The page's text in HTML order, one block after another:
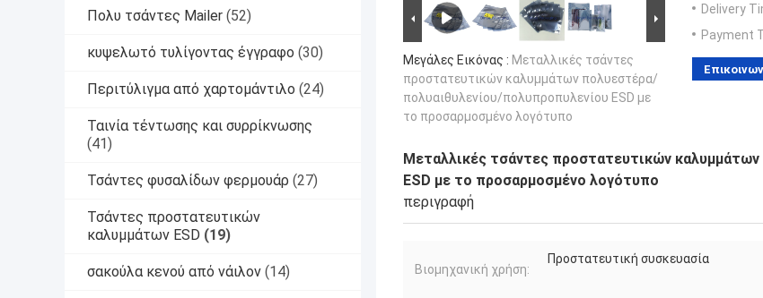
Πολυ τσάντες Mailer (52)
κυψελωτό τυλίγοντας έγγραφο (30)
Περιτύλιγμα από χαρτομάντιλο (24)
Ταινία τέντωσης και συρρίκνωσης
(41)
Τσάντες φυσαλίδων φερμουάρ (27)
Τσάντες προστατευτικών
καλυμμάτων ESD (19)
σακούλα κενού από νάιλον (14)
Μεγάλες Εικόνας : Μεταλλικές τσάντες
προστατευτικών καλυμμάτων πολυεστέρα/
πολυαιθυλενίου/πολυπροπυλενίου ESD με
το προσαρμοσμένο λογότυπο
Delivery
Payment
Μεταλλικές τσάντες προστατευτικών
ESD με το προσαρμοσμένο λογότυπο
περιγραφή
Βιομηχανική χρήση:
Προστατευτική συσκευασία